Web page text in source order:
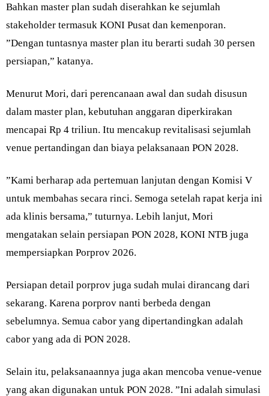
Bahkan master plan sudah diserahkan ke sejumlah
stakeholder termasuk KONI Pusat dan kemenporan.
”Dengan tuntasnya master plan itu berarti sudah 30 persen
persiapan,” katanya.
Menurut Mori, dari perencanaan awal dan sudah disusun
dalam master plan, kebutuhan anggaran diperkirakan
mencapai Rp 4 triliun. Itu mencakup revitalisasi sejumlah
venue pertandingan dan biaya pelaksanaan PON 2028.
”Kami berharap ada pertemuan lanjutan dengan Komisi V
untuk membahas secara rinci. Semoga setelah rapat kerja ini
ada klinis bersama,” tuturnya. Lebih lanjut, Mori
mengatakan selain persiapan PON 2028, KONI NTB juga
mempersiapkan Porprov 2026.
Persiapan detail porprov juga sudah mulai dirancang dari
sekarang. Karena porprov nanti berbeda dengan
sebelumnya. Semua cabor yang dipertandingkan adalah
cabor yang ada di PON 2028.
Selain itu, pelaksanaannya juga akan mencoba venue-venue
yang akan digunakan untuk PON 2028. ”Ini adalah simulasi